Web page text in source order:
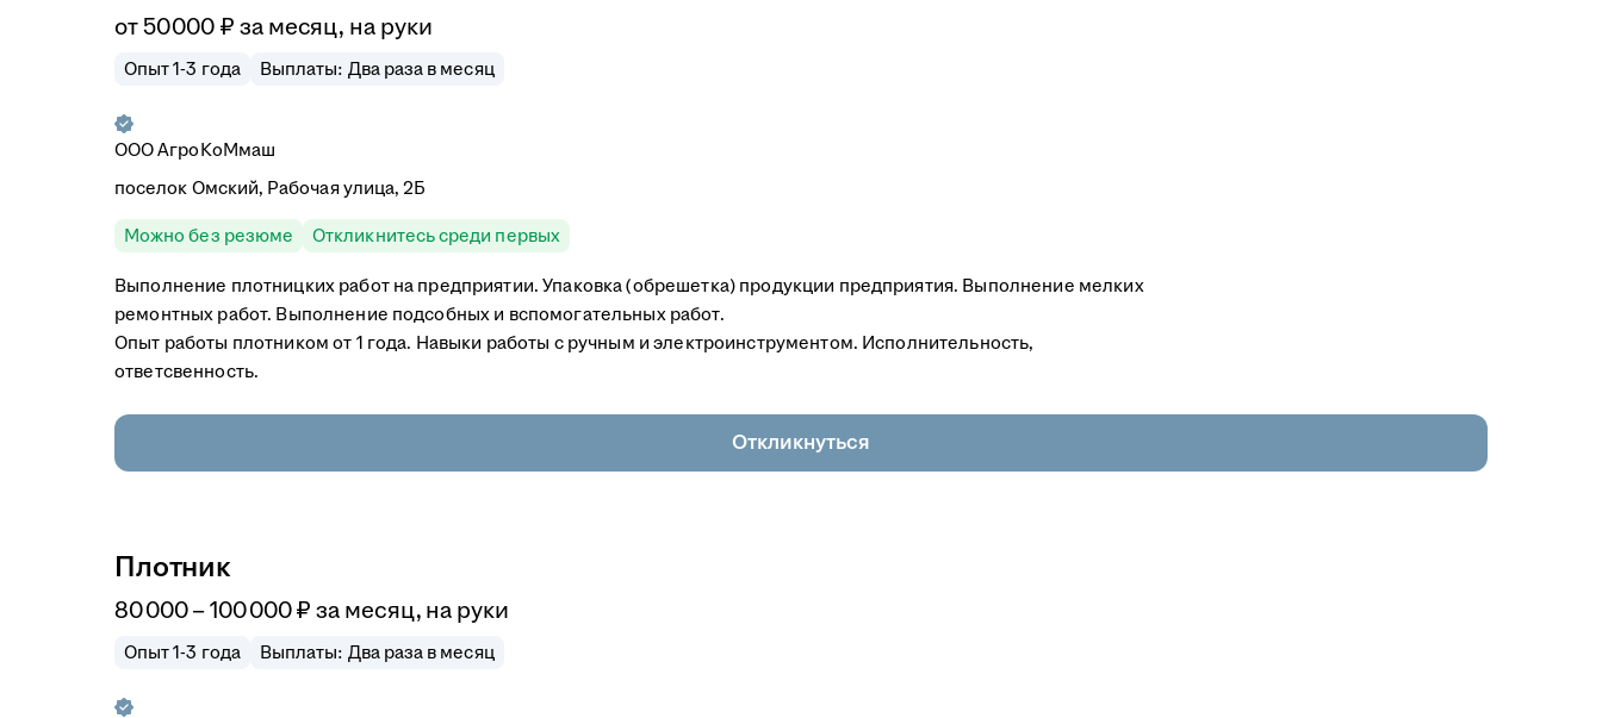
от50 000 ₽ за месяц, на руки
Опыт 1-3 года Выплаты: Два раза в месяц
ОООАгроКоМмаш
поселок Омский, Рабочая улица, 2Б
Можно без резюме Откликнитесь среди первых
Выполнение плотницких работ на предприятии. Упаковка (обрешетка) продукции предприятия. Выполнение мелких
ремонтных работ. Выполнение подсобных и вспомогательных работ.
Опыт работы плотником от 1 года. Навыки работы с ручным и электроинструментом. Исполнительность,
ответсвенность.
Откликнуться
Плотник
80 000–100 000₽ за месяц, на руки
Опыт 1-3 года Выплаты: Два раза в месяц